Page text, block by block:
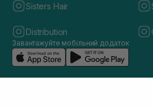
Sisters Hair
Distribution
Завантажуйте мобільний додаток